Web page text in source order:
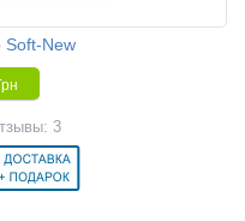
Soft-New
3